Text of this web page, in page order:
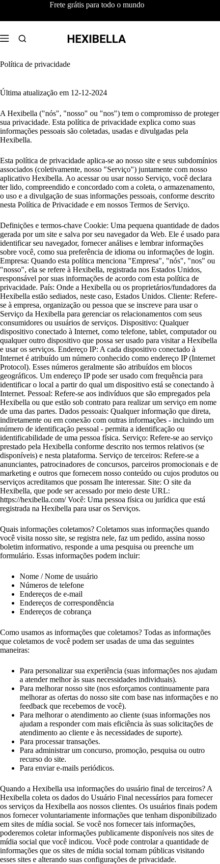
o
Frete grátis para todo o mundo
Política de privacidade
Última atualização em 12-12-2024
A Hexibella ("nós", "nosso" ou "nos") tem o compromisso de proteger
sua privacidade. Esta política de privacidade explica como suas
informações pessoais são coletadas, usadas e divulgadas pela
Hexibella.
Esta política de privacidade aplica-se ao nosso site e seus subdomínios
associados (coletivamente, nosso "Serviço") juntamente com nosso
aplicativo Hexibella. Ao acessar ou usar nosso Serviço, você declara
ter lido, compreendido e concordado com a coleta, o armazenamento,
o uso e a divulgação de suas informações pessoais, conforme descrito
nesta Política de Privacidade e em nossos Termos de Serviço.
Definições e termos-chave Cookie: Uma pequena quantidade de dados
gerada por um site e salva por seu navegador da Web. Ele é usado para
identificar seu navegador, fornecer análises e lembrar informações
sobre você, como sua preferência de idioma ou informações de login.
Empresa: Quando esta política menciona "Empresa", "nós", "nos" ou
"nosso", ela se refere à Hexibella, registrada nos Estados Unidos,
responsável por suas informações de acordo com esta política de
privacidade. País: Onde a Hexibella ou os proprietários/fundadores da
Hexibella estão sediados, neste caso, Estados Unidos. Cliente: Refere-
se à empresa, organização ou pessoa que se inscreve para usar o
Serviço da Hexibella para gerenciar os relacionamentos com seus
consumidores ou usuários de serviços. Dispositivo: Qualquer
dispositivo conectado à Internet, como telefone, tablet, computador ou
qualquer outro dispositivo que possa ser usado para visitar a Hexibella
e usar os serviços. Endereço IP: A cada dispositivo conectado à
Internet é atribuído um número conhecido como endereço IP (Internet
Protocol). Esses números geralmente são atribuídos em blocos
geográficos. Um endereço IP pode ser usado com frequência para
identificar o local a partir do qual um dispositivo está se conectando à
Internet. Pessoal: Refere-se aos indivíduos que são empregados pela
Hexibella ou que estão sob contrato para realizar um serviço em nome
de uma das partes. Dados pessoais: Qualquer informação que direta,
indiretamente ou em conexão com outras informações - incluindo um
número de identificação pessoal - permita a identificação ou
identificabilidade de uma pessoa física. Serviço: Refere-se ao serviço
prestado pela Hexibella conforme descrito nos termos relativos (se
disponíveis) e nesta plataforma. Serviço de terceiros: Refere-se a
anunciantes, patrocinadores de concursos, parceiros promocionais e de
marketing e outros que fornecem nosso conteúdo ou cujos produtos ou
serviços acreditamos que possam lhe interessar. Site: O site da
Hexibella, que pode ser acessado por meio deste URL:
https://hexibella.com/ Você: Uma pessoa física ou jurídica que está
registrada na Hexibella para usar os Serviços.
Quais informações coletamos? Coletamos suas informações quando
você visita nosso site, se registra nele, faz um pedido, assina nosso
boletim informativo, responde a uma pesquisa ou preenche um
formulário. Essas informações podem incluir:
Nome / Nome de usuário
Números de telefone
Endereços de e-mail
Endereços de correspondência
Endereços de cobrança
Como usamos as informações que coletamos? Todas as informações
que coletamos de você podem ser usadas de uma das seguintes
maneiras:
Para personalizar sua experiência (suas informações nos ajudam
a atender melhor às suas necessidades individuais).
Para melhorar nosso site (nos esforçamos continuamente para
melhorar as ofertas do nosso site com base nas informações e no
feedback que recebemos de você).
Para melhorar o atendimento ao cliente (suas informações nos
ajudam a responder com mais eficiência às suas solicitações de
atendimento ao cliente e às necessidades de suporte).
Para processar transações.
Para administrar um concurso, promoção, pesquisa ou outro
recurso do site.
Para enviar e-mails periódicos.
Quando a Hexibella usa informações do usuário final de terceiros? A
Hexibella coleta os dados do Usuário Final necessários para fornecer
os serviços da Hexibella aos nossos clientes. Os usuários finais podem
nos fornecer voluntariamente informações que tenham disponibilizado
em sites de mídia social. Se você nos fornecer tais informações,
poderemos coletar informações publicamente disponíveis nos sites de
mídia social que você indicou. Você pode controlar a quantidade de
informações que os sites de mídia social tornam públicas visitando
esses sites e alterando suas configurações de privacidade.